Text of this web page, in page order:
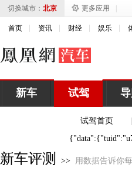
切换城市： 北京 更多应用
首页 资讯 财经 娱乐
新车 试驾
试驾首页
新车评测 >> 用数据告诉你